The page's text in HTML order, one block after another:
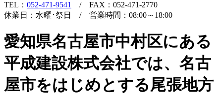
TEL： 052-471-9541
/ FAX：052-471-2770
休業日：水曜･祭日 / 営業時間：08:00～18:00
愛知県名古屋市中村区にある
平成建設株式会社では、名古
屋市をはじめとする尾張地方